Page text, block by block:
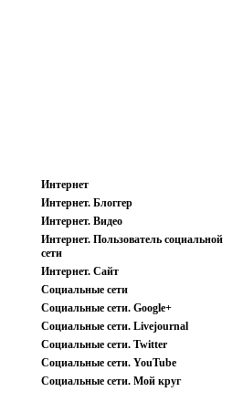
Интернет
Интернет. Блоггер
Интернет. Видео
Интернет. Пользователь социальной
сети
Интернет. Сайт
Социальные сети
Социальные сети. Google+
Социальные сети. Livejournal
Социальные сети. Twitter
Социальные сети. YouTube
Социальные сети. Мой круг